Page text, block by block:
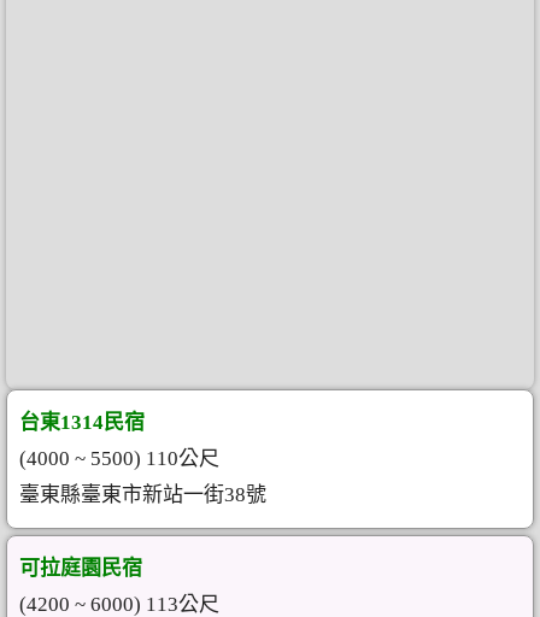
台東1314民宿
(4000 ~ 5500) 110公尺
臺東縣臺東市新站一街38號
可拉庭園民宿
(4200 ~ 6000) 113公尺